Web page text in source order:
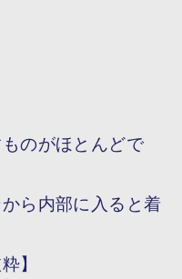
のがほとんどで
ら内部に入ると着
】